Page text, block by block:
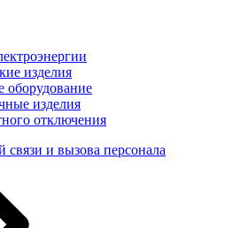
изделия
оборудование
изделия
отключения
связи и вызова персонала